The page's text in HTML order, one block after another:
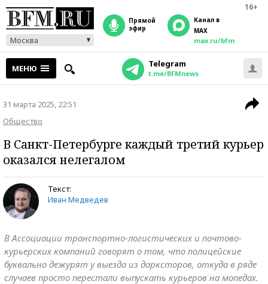
16+
Москва
прямой
эфир
Канал в
MAX
max.ru/bfm
МЕНЮ Telegram
t.me/BFMnews
31 марта 2025, 22:51
Общество
В Санкт-Петербурге каждый третий курьер
оказался нелегалом
Текст:
Иван Медведев
В Ассоциации транспортно-логистических и почтово-
курьерских компаний говорят о том, что полицейские
буквально дежурят у выезда из дарксторов, откуда в ряде
случаев просто перестали выпускать курьеров на мопедах.